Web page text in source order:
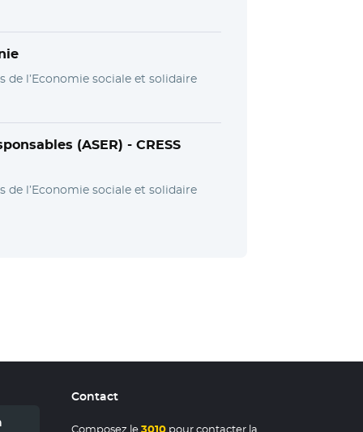
de l’Economie sociale et solidaire
(ASER) - CRESS
de l’Economie sociale et solidaire
Contact
Composez le3010pour contacter la